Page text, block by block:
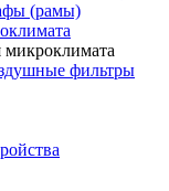
(рамы)
фильтры